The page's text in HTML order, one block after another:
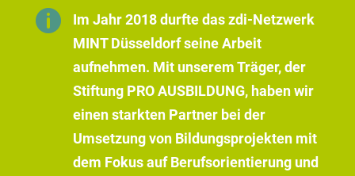

Im Jahr 2018 durfte das zdi-Netzwerk
MINT Düsseldorf seine Arbeit
aufnehmen. Mit unserem Träger, der
Stiftung PRO AUSBILDUNG, haben wir
einen starkten Partner bei der
Umsetzung von Bildungsprojekten mit
dem Fokus auf Berufsorientierung und